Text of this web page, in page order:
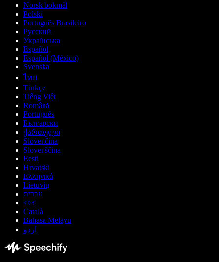
Norsk bokmål
Polski
Português Brasileiro
Русский
Українська
Español
Español (México)
Svenska
ไทย
Türkçe
Tiếng Việt
Română
Português
Български
ქართული
Slovenčina
Slovenščina
Eesti
Hrvatski
Ελληνικά
Lietuvių
עברית
বাংলা
Català
Bahasa Melayu
اردو